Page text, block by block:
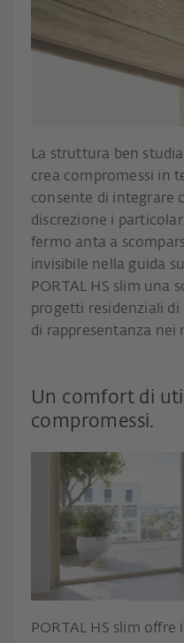
La struttura ben
crea compromessi in
consente di integrare
discrezione i
fermo anta a
invisibile nella guida
PORTAL HS slim una
progetti residenziali
di rappresentanza nei
Un comfort di
compromessi.
PORTAL HS slim